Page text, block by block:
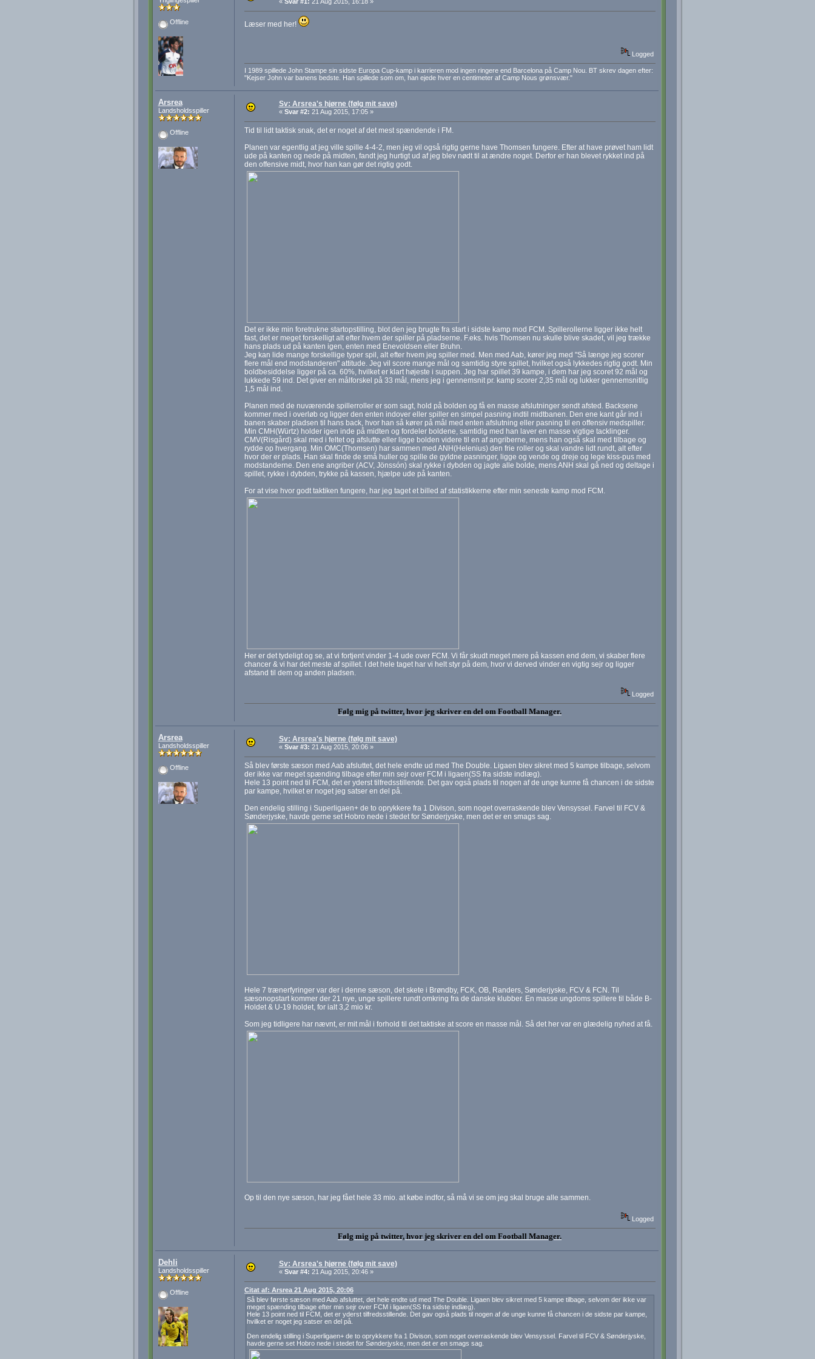
Offline
« Svar #1: 21 Aug 2015, 16:18 »
Læser med her!
Logged
I 1989 spillede John Stampe sin sidste Europa Cup-kamp i karrieren mod ingen ringere end Barcelona på Camp Nou. BT skrev dagen efter:
"Kejser John var banens bedste. Han spillede som om, han ejede hver en centimeter af Camp Nous grønsvær."
Arsrea
Landsholdsspiller
Offline
Sv: Arsrea's hjørne (følg mit save)
« Svar #2: 21 Aug 2015, 17:05 »
Tid til lidt taktisk snak, det er noget af det mest spændende i FM.
Planen var egentlig at jeg ville spille 4-4-2, men jeg vil også rigtig gerne have Thomsen fungere. Efter at have prøvet ham lidt
ude på kanten og nede på midten, fandt jeg hurtigt ud af jeg blev nødt til at ændre noget. Derfor er han blevet rykket ind på
den offensive midt, hvor han kan gør det rigtig godt.
Det er ikke min foretrukne startopstilling, blot den jeg brugte fra start i sidste kamp mod FCM. Spillerollerne ligger ikke helt
fast, det er meget forskelligt alt efter hvem der spiller på pladserne. F.eks. hvis Thomsen nu skulle blive skadet, vil jeg trække
hans plads ud på kanten igen, enten med Enevoldsen eller Bruhn.
Jeg kan lide mange forskellige typer spil, alt efter hvem jeg spiller med. Men med Aab, kører jeg med "Så længe jeg scorer
flere mål end modstanderen" attitude. Jeg vil score mange mål og samtidig styre spillet, hvilket også lykkedes rigtig godt. Min
boldbesiddelse ligger på ca. 60%, hvilket er klart højeste i suppen. Jeg har spillet 39 kampe, i dem har jeg scoret 92 mål og
lukkede 59 ind. Det giver en målforskel på 33 mål, mens jeg i gennemsnit pr. kamp scorer 2,35 mål og lukker gennemsnitlig
1,5 mål ind.
Planen med de nuværende spillerroller er som sagt, hold på bolden og få en masse afslutninger sendt afsted. Backsene
kommer med i overløb og ligger den enten indover eller spiller en simpel pasning indtil midtbanen. Den ene kant går ind i
banen skaber pladsen til hans back, hvor han så kører på mål med enten afslutning eller pasning til en offensiv medspiller.
Min CMH(Würtz) holder igen inde på midten og fordeler boldene, samtidig med han laver en masse vigtige tacklinger.
CMV(Risgård) skal med i feltet og afslutte eller ligge bolden videre til en af angriberne, mens han også skal med tilbage og
rydde op hvergang. Min OMC(Thomsen) har sammen med ANH(Helenius) den frie roller og skal vandre lidt rundt, alt efter
hvor der er plads. Han skal finde de små huller og spille de gyldne pasninger, ligge og vende og dreje og lege kiss-pus med
modstanderne. Den ene angriber (ACV, Jönssón) skal rykke i dybden og jagte alle bolde, mens ANH skal gå ned og deltage i
spillet, rykke i dybden, trykke på kassen, hjælpe ude på kanten.
For at vise hvor godt taktiken fungere, har jeg taget et billed af statistikkerne efter min seneste kamp mod FCM.
Her er det tydeligt og se, at vi fortjent vinder 1-4 ude over FCM. Vi får skudt meget mere på kassen end dem, vi skaber flere
chancer & vi har det meste af spillet. I det hele taget har vi helt styr på dem, hvor vi derved vinder en vigtig sejr og ligger
afstand til dem og anden pladsen.
Logged
Følg mig på twitter, hvor jeg skriver en del om Football Manager.
Arsrea
Landsholdsspiller
Offline
Sv: Arsrea's hjørne (følg mit save)
« Svar #3: 21 Aug 2015, 20:06 »
Så blev første sæson med Aab afsluttet, det hele endte ud med The Double. Ligaen blev sikret med 5 kampe tilbage, selvom
der ikke var meget spænding tilbage efter min sejr over FCM i ligaen(SS fra sidste indlæg).
Hele 13 point ned til FCM, det er yderst tilfredsstillende. Det gav også plads til nogen af de unge kunne få chancen i de sidste
par kampe, hvilket er noget jeg satser en del på.
Den endelig stilling i Superligaen+ de to oprykkere fra 1 Divison, som noget overraskende blev Vensyssel. Farvel til FCV &
Sønderjyske, havde gerne set Hobro nede i stedet for Sønderjyske, men det er en smags sag.
Hele 7 trænerfyringer var der i denne sæson, det skete i Brøndby, FCK, OB, Randers, Sønderjyske, FCV & FCN. Til
sæsonopstart kommer der 21 nye, unge spillere rundt omkring fra de danske klubber. En masse ungdoms spillere til både B-
Holdet & U-19 holdet, for ialt 3,2 mio kr.
Som jeg tidligere har nævnt, er mit mål i forhold til det taktiske at score en masse mål. Så det her var en glædelig nyhed at få.
Op til den nye sæson, har jeg fået hele 33 mio. at købe indfor, så må vi se om jeg skal bruge alle sammen.
Logged
Følg mig på twitter, hvor jeg skriver en del om Football Manager.
Dehli
Landsholdsspiller
Offline
Sv: Arsrea's hjørne (følg mit save)
« Svar #4: 21 Aug 2015, 20:46 »
Citat af: Arsrea 21 Aug 2015, 20:06
Så blev første sæson med Aab afsluttet, det hele endte ud med The Double. Ligaen blev sikret med 5 kampe tilbage, selvom der ikke var
meget spænding tilbage efter min sejr over FCM i ligaen(SS fra sidste indlæg).
Hele 13 point ned til FCM, det er yderst tilfredsstillende. Det gav også plads til nogen af de unge kunne få chancen i de sidste par kampe,
hvilket er noget jeg satser en del på.
Den endelig stilling i Superligaen+ de to oprykkere fra 1 Divison, som noget overraskende blev Vensyssel. Farvel til FCV & Sønderjyske,
havde gerne set Hobro nede i stedet for Sønderjyske, men det er en smags sag.